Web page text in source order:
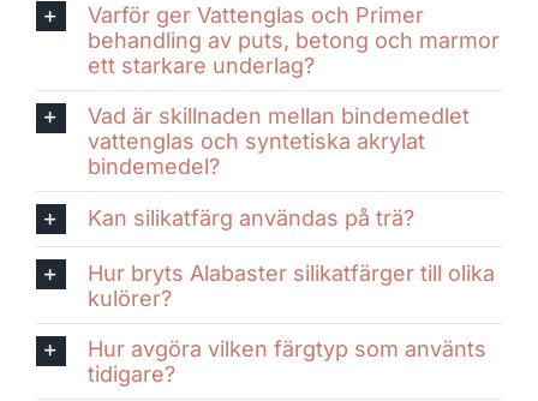
Varför ger Vattenglas och Primer
behandling av puts, betong och marmor
ett starkare underlag?
Vad är skillnaden mellan bindemedlet
vattenglas och syntetiska akrylat
bindemedel?
Kan silikatfärg användas på trä?
Hur bryts Alabaster silikatfärger till olika
kulörer?
Hur avgöra vilken färgtyp som använts
tidigare?